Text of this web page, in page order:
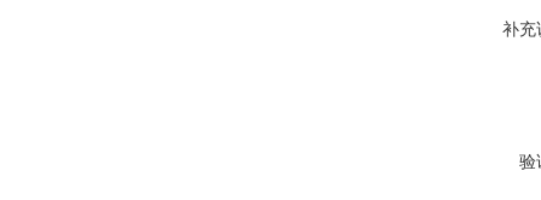
补充
验